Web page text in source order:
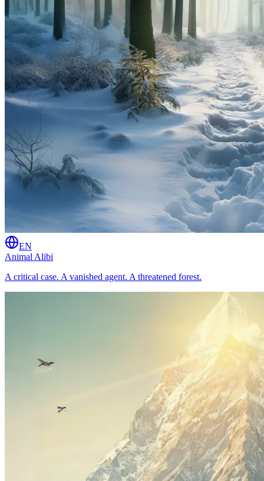
EN
Animal Alibi
A critical case. A vanished agent. A threatened forest.